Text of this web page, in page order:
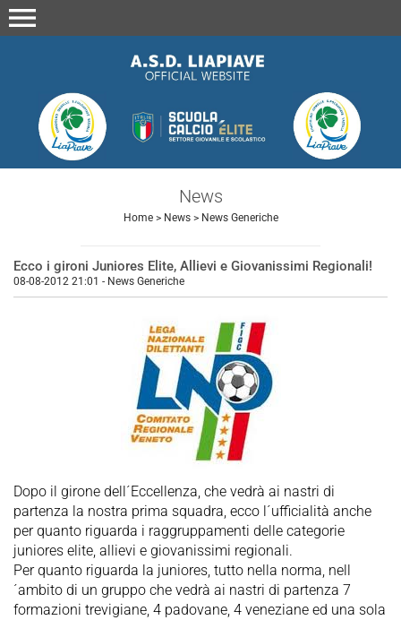
menu
News
Home> News> News Generiche
Ecco i gironi Juniores Elite, Allievi e Giovanissimi Regionali!
08-08-2012 21:01 - News Generiche
Dopo il girone dell´Eccellenza, che vedrà ai nastri di
partenza la nostra prima squadra, ecco l´ufficialità anche
per quanto riguarda i raggruppamenti delle categorie
juniores elite, allievi e giovanissimi regionali.
Per quanto riguarda la juniores, tutto nella norma, nell
´ambito di un gruppo che vedrà ai nastri di partenza 7
formazioni trevigiane, 4 padovane, 4 veneziane ed una sola